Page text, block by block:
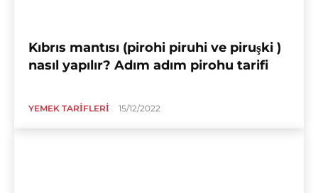
Kıbrıs mantısı (pirohi piruhi ve piruşki )
nasıl yapılır? Adım adım pirohu tarifi
YEMEK TARIFLERI 15/12/2022